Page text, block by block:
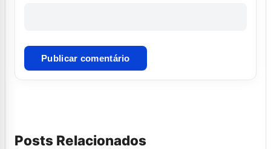
Posts Relacionados